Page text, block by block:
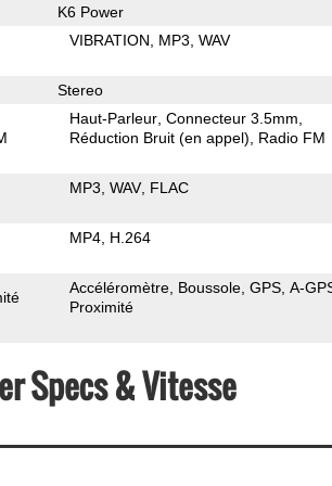
K6 Power
VIBRATION MP3 WAV
Stereo
Haut-Parleur Connecteur 3.5mm
Réduction Bruit (en appel)
Radio FM
MP3 WAV FLAC
MP4 H.264
Accéléromètre Boussole GPS A-
Proximité
Specs & Vitesse